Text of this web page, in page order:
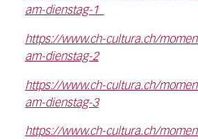
am-dienstag-1
https://www.ch-cultura.ch/
am-dienstag-2
https://www.ch-cultura.ch/
am-dienstag-3
https://www.ch-cultura.ch/